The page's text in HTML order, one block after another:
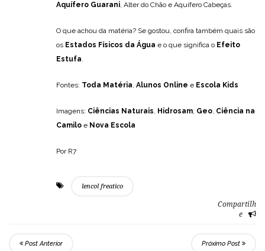
Aquífero Guarani, Alter do Chão e Aquífero Cabeças.
O que achou da matéria? Se gostou, confira também quais são
os Estados Físicos da Água e o que significa o Efeito
Estufa.
Fontes: Toda Matéria, Alunos Online e Escola Kids
Imagens: Ciências Naturais, Hidrosam, Geo, Ciência na
Camilo e Nova Escola
Por R7
lencol freatico
Compartilh
e
Post Anterior Próximo Post